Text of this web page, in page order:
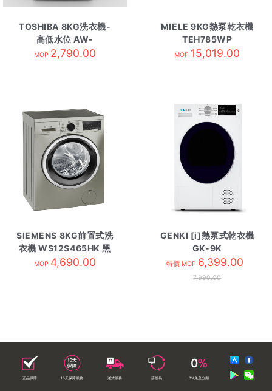
TOSHIBA 8KG洗衣機-
高低水位 AW-
Q901BPH
MOP 2,790.00
MIELE 9KG熱泵乾衣機
TEH785WP
MOP 15,019.00
SIEMENS 8KG前置式洗
衣機 WS12S465HK 黑
色
MOP 4,690.00
GENKI [i]熱泵式乾衣機
GK-9K
特價 MOP 6,399.00
7,990.00
正品保障 10天保障服務 送貨服務 落樓易 0%免息分期